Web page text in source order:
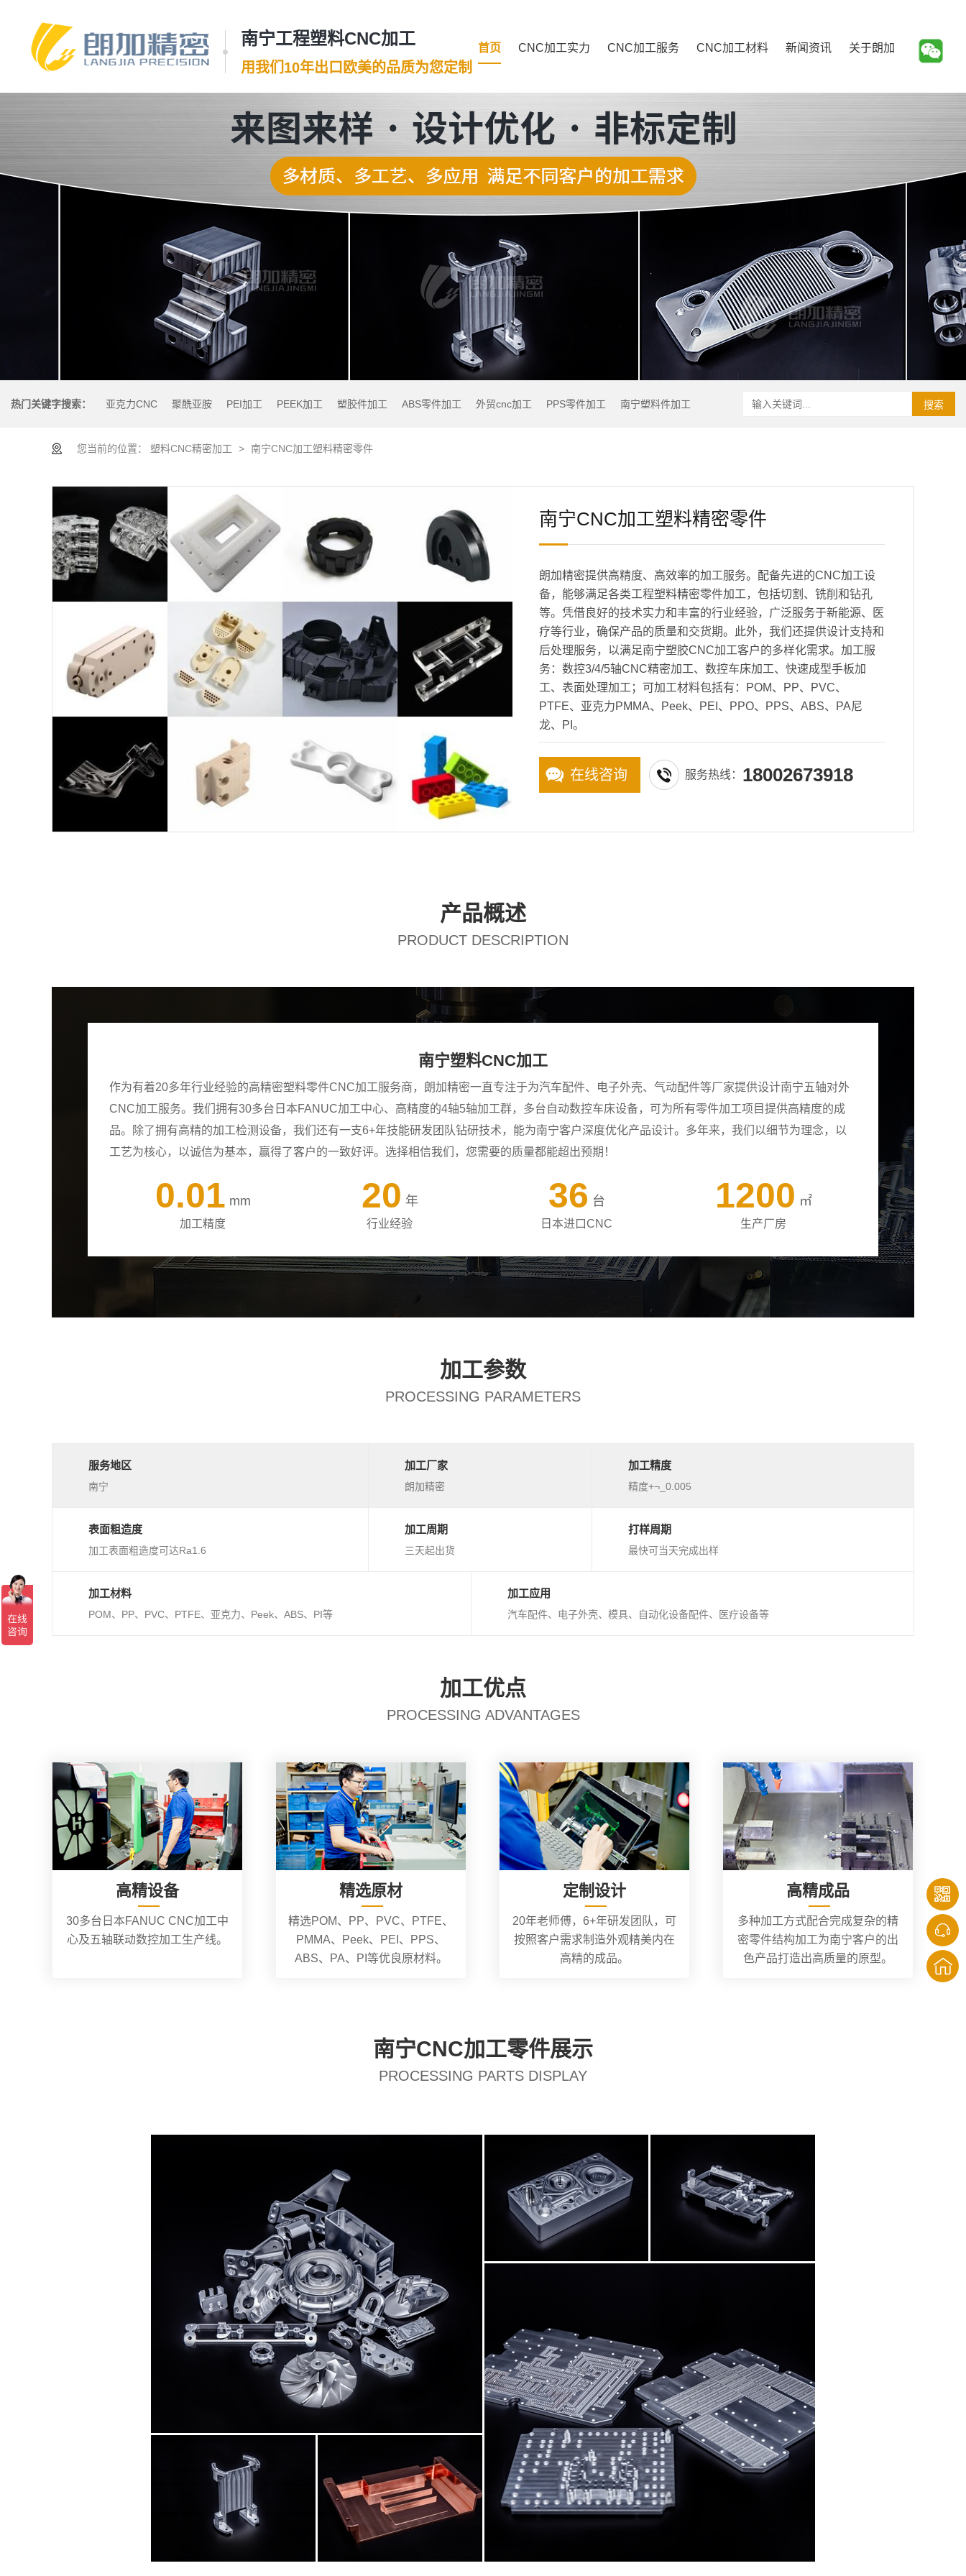
南宁工程塑料CNC加工
用我们10年出口欧美的品质为您定制
首页 CNC加工实力 CNC加工服务 CNC加工材料 新闻资讯 关于朗加
热门关键字搜索： 亚克力CNC 聚酰亚胺 PEI加工 PEEK加工 塑胶件加工 ABS零件加工 外贸cnc加工 PPS零件加工 南宁塑料件加工 搜索
您当前的位置： 塑料CNC精密加工 > 南宁CNC加工塑料精密零件
南宁CNC加工塑料精密零件
朗加精密提供高精度、高效率的加工服务。配备先进的CNC加工设
备，能够满足各类工程塑料精密零件加工，包括切割、铣削和钻孔
等。凭借良好的技术实力和丰富的行业经验，广泛服务于新能源、医
疗等行业，确保产品的质量和交货期。此外，我们还提供设计支持和
后处理服务，以满足南宁塑胶CNC加工客户的多样化需求。加工服
务：数控3/4/5轴CNC精密加工、数控车床加工、快速成型手板加
工、表面处理加工；可加工材料包括有：POM、PP、PVC、
PTFE、亚克力PMMA、Peek、PEI、PPO、PPS、ABS、PA尼
龙、PI。
在线咨询 服务热线： 18002673918
产品概述
PRODUCT DESCRIPTION
南宁塑料CNC加工
作为有着20多年行业经验的高精密塑料零件CNC加工服务商，朗加精密一直专注于为汽车配件、电子外壳、气动配件等厂家提供设计南宁五轴对外
CNC加工服务。我们拥有30多台日本FANUC加工中心、高精度的4轴5轴加工群，多台自动数控车床设备，可为所有零件加工项目提供高精度的成
品。除了拥有高精的加工检测设备，我们还有一支6+年技能研发团队钻研技术，能为南宁客户深度优化产品设计。多年来，我们以细节为理念，以
工艺为核心，以诚信为基本，赢得了客户的一致好评。选择相信我们，您需要的质量都能超出预期！
0.01 mm
加工精度
20 年
行业经验
36 台
日本进口CNC
1200 ㎡
生产厂房
加工参数
PROCESSING PARAMETERS
服务地区
南宁
加工厂家
朗加精密
加工精度
精度+¬_0.005
表面粗造度
加工表面粗造度可达Ra1.6
加工周期
三天起出货
打样周期
最快可当天完成出样
加工材料
POM、PP、PVC、PTFE、亚克力、Peek、ABS、PI等
加工应用
汽车配件、电子外壳、模具、自动化设备配件、医疗设备等
加工优点
PROCESSING ADVANTAGES
高精设备
30多台日本FANUC CNC加工中
心及五轴联动数控加工生产线。
精选原材
精选POM、PP、PVC、PTFE、
PMMA、Peek、PEI、PPS、
ABS、PA、PI等优良原材料。
定制设计
20年老师傅，6+年研发团队，可
按照客户需求制造外观精美内在
高精的成品。
高精成品
多种加工方式配合完成复杂的精
密零件结构加工为南宁客户的出
色产品打造出高质量的原型。
南宁CNC加工零件展示
PROCESSING PARTS DISPLAY